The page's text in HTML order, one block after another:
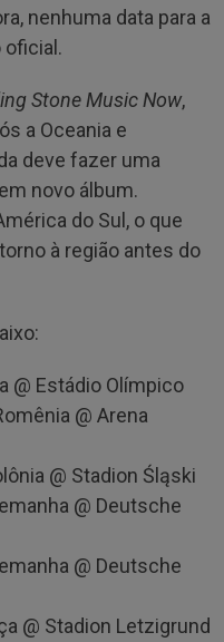
nenhuma data para a
oficial.
Stone Music Now,
a Oceania e
deve fazer uma
novo álbum.
do Sul, o que
à região antes do
@ Estádio Olímpico
@ Arena
@ Stadion Śląski
@ Deutsche
@ Deutsche
@ Stadion Letzigrund